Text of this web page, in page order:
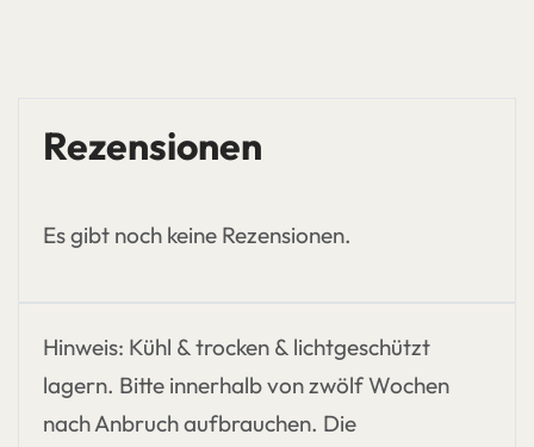
Rezensionen
Es gibt noch keine Rezensionen.
Hinweis: Kühl & trocken & lichtgeschützt
lagern. Bitte innerhalb von zwölf Wochen
nach Anbruch aufbrauchen. Die